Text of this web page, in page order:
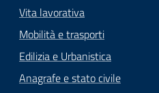
Vita lavorativa
Mobilità e trasporti
Edilizia e Urbanistica
Anagrafe e stato civile